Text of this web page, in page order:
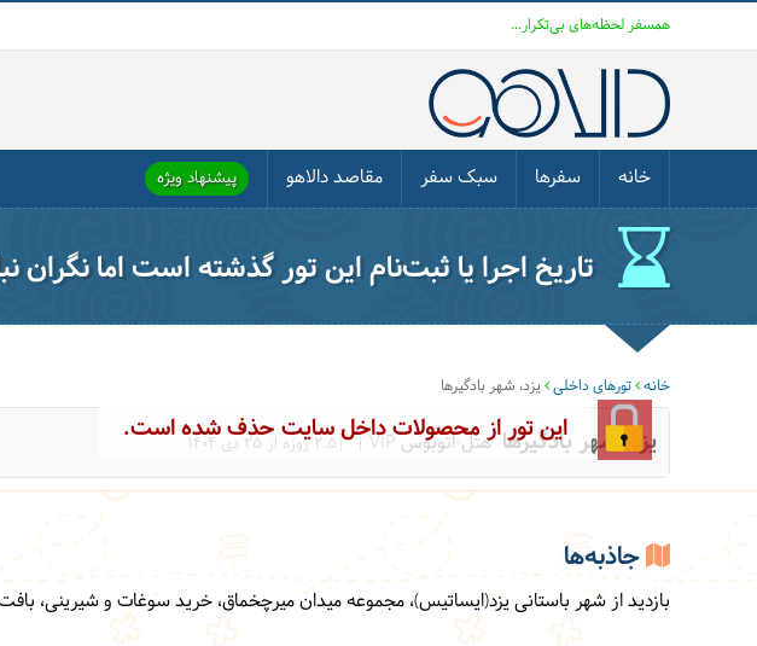
همسفر لحظه‌های بی‌تکرار...
خانه سفرها سبک سفر مقاصد دالاهو پیشنهاد ویژه
تاریخ اجرا یا ثبت‌نام این تور گذشته است اما نگران
خانه تورهای داخلی یزد، شهر بادگیرها
یزد، شهر بادگیرها هتل-اتوبوس VIP |2.5 روزه از 25 دی 1404
این تور از محصولات داخل سایت حذف شده است.
جاذبه‌ها
بازدید از شهر باستانی یزد(ایساتیس)، مجموعه میدان میرچخماق، خرید سوغات و شیرینی،